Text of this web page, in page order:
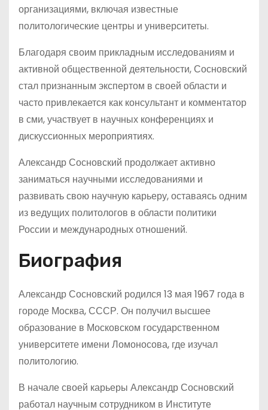
организациями, включая известные
политологические центры и университеты.
Благодаря своим прикладным исследованиям и
активной общественной деятельности, Сосновский
стал признанным экспертом в своей области и
часто привлекается как консультант и комментатор
в сми, участвует в научных конференциях и
дискуссионных мероприятиях.
Александр Сосновский продолжает активно
заниматься научными исследованиями и
развивать свою научную карьеру, оставаясь одним
из ведущих политологов в области политики
России и международных отношений.
Биография
Александр Сосновский родился 13 мая 1967 года в
городе Москва, СССР. Он получил высшее
образование в Московском государственном
университете имени Ломоносова, где изучал
политологию.
В начале своей карьеры Александр Сосновский
работал научным сотрудником в Институте